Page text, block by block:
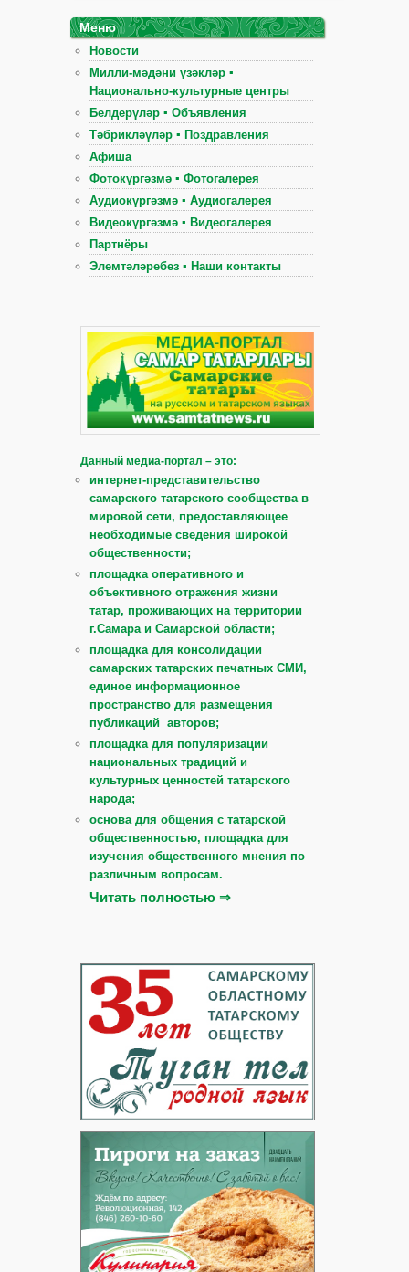
Меню
Новости
Милли-мәдәни үзәкләр ▪
Национально-культурные центры
Белдерүләр ▪ Объявления
Тәбрикләүләр ▪ Поздравления
Афиша
Фотокүргәзмә ▪ Фотогалерея
Аудиокүргәзмә ▪ Аудиогалерея
Видеокүргәзмә ▪ Видеогалерея
Партнёры
Элемтәләребез ▪ Наши контакты
Данный медиа-портал – это:
интернет-представительство
самарского татарского сообщества в
мировой сети, предоставляющее
необходимые сведения широкой
общественности;
площадка оперативного и
объективного отражения жизни
татар, проживающих на территории
г.Самара и Самарской области;
площадка для консолидации
самарских татарских печатных СМИ,
единое информационное
пространство для размещения
публикаций авторов;
площадка для популяризации
национальных традиций и
культурных ценностей татарского
народа;
основа для общения с татарской
общественностью, площадка для
изучения общественного мнения по
различным вопросам.
Читать полностью ⇒